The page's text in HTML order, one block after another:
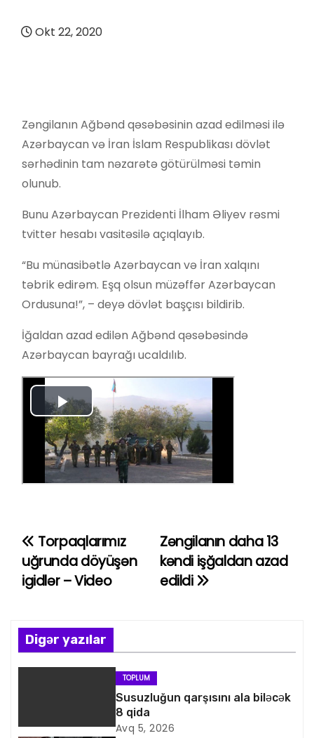
Okt 22, 2020
Zəngilanın Ağbənd qəsəbəsinin azad edilməsi ilə
Azərbaycan və İran İslam Respublikası dövlət
sərhədinin tam nəzarətə götürülməsi təmin
olunub.
Bunu Azərbaycan Prezidenti İlham Əliyev rəsmi
tvitter hesabı vasitəsilə açıqlayıb.
“Bu münasibətlə Azərbaycan və İran xalqını
təbrik edirəm. Eşq olsun müzəffər Azərbaycan
Ordusuna!”, – deyə dövlət başçısı bildirib.
İğaldan azad edilən Ağbənd qəsəbəsində
Azərbaycan bayrağı ucaldılıb.
Y
a
ı
n
v
Zəngilanın daha 13
kəndi işğaldan azad
edildi
Torpaqlarımız
uğrunda döyüşən
igidlər – Video
Digər yazılar
TOPLUM
Susuzluğun qarşısını ala biləcək
8 qida
Avq 5, 2026